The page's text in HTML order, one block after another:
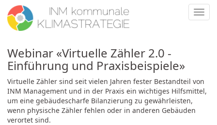
Webinar «Virtuelle Zähler 2.0 -
Einführung und Praxisbeispiele»
Virtuelle Zähler sind seit vielen Jahren fester Bestandteil von
INM Management und in der Praxis ein wichtiges Hilfsmittel,
um eine gebäudescharfe Bilanzierung zu gewährleisten,
wenn physische Zähler fehlen oder in anderen Gebäuden
verortet sind.